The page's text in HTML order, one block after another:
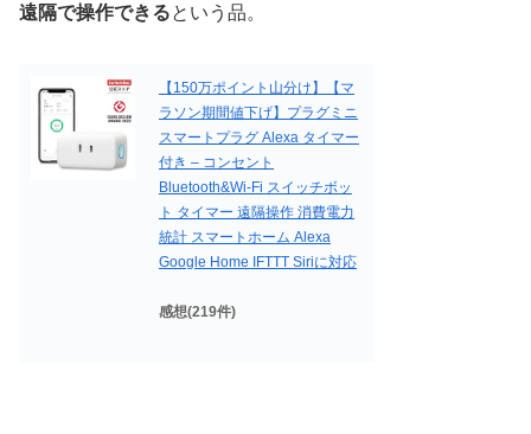
遠隔で操作できるという品。
【150万ポイント山分け】【マ
ラソン期間値下げ】プラグミニ
スマートプラグ Alexa タイマー
付き – コンセント
Bluetooth&Wi-Fi スイッチボッ
ト タイマー 遠隔操作 消費電力
統計 スマートホーム Alexa
Google Home IFTTT Siriに対応
感想(219件)